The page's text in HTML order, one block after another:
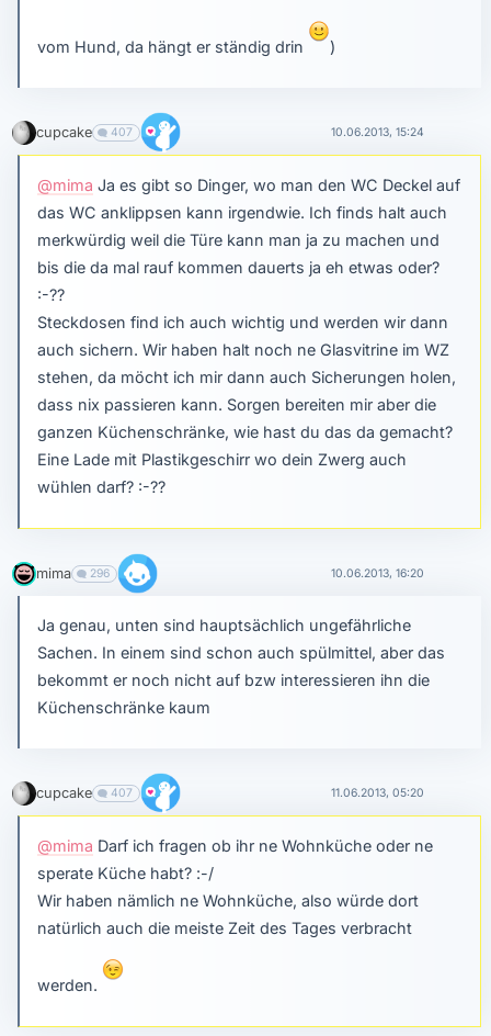
vom Hund, da hängt er ständig drin )
cupcake 407 10.06.2013, 15:24
@mima Ja es gibt so Dinger, wo man den WC Deckel auf
das WC anklippsen kann irgendwie. Ich finds halt auch
merkwürdig weil die Türe kann man ja zu machen und
bis die da mal rauf kommen dauerts ja eh etwas oder?
:-??
Steckdosen find ich auch wichtig und werden wir dann
auch sichern. Wir haben halt noch ne Glasvitrine im WZ
stehen, da möcht ich mir dann auch Sicherungen holen,
dass nix passieren kann. Sorgen bereiten mir aber die
ganzen Küchenschränke, wie hast du das da gemacht?
Eine Lade mit Plastikgeschirr wo dein Zwerg auch
wühlen darf? :-??
mima 296 10.06.2013, 16:20
Ja genau, unten sind hauptsächlich ungefährliche
Sachen. In einem sind schon auch spülmittel, aber das
bekommt er noch nicht auf bzw interessieren ihn die
Küchenschränke kaum
cupcake 407 11.06.2013, 05:20
@mima Darf ich fragen ob ihr ne Wohnküche oder ne
sperate Küche habt? :-/
Wir haben nämlich ne Wohnküche, also würde dort
natürlich auch die meiste Zeit des Tages verbracht
werden.